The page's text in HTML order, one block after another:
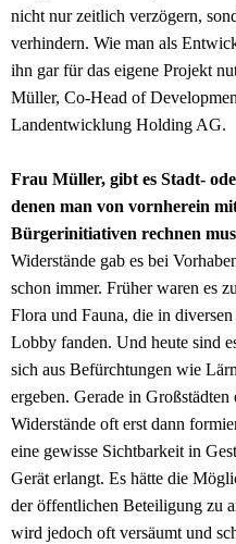
nicht nur zeitlich verzögern,
verhindern. Wie man als
ihn gar für das eigene Projekt
Müller, Co-Head of
Landentwicklung Holding AG.
Frau Müller, gibt es Stadt-
denen man von vornherein
Bürgerinitiativen rechnen
Widerstände gab es bei
schon immer. Früher waren es
Flora und Fauna, die in
Lobby fanden. Und heute sind
sich aus Befürchtungen wie
ergeben. Gerade in
Widerstände oft erst dann
eine gewisse Sichtbarkeit in
Gerät erlangt. Es hätte die
der öffentlichen Beteiligung zu
wird jedoch oft versäumt und